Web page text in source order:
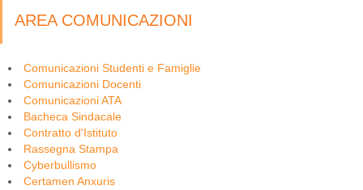
AREA COMUNICAZIONI
Comunicazioni Studenti e Famiglie
Comunicazioni Docenti
Comunicazioni ATA
Bacheca Sindacale
Contratto d'Istituto
Rassegna Stampa
Cyberbullismo
Certamen Anxuris